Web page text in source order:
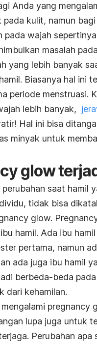
Anda yang
kulit, namun
pada wajah
masalah
yang lebih banyak
Biasanya hal ini
periode menstruasi.
lebih banyak,
Hal ini bisa
minyak untuk
glow
saat hamil
tidak bisa
glow.
hamil. Ada ibu
pertama, namun
ada juga ibu hamil
berbeda-beda
dari kehamilan.
pregnancy
lupa juga untuk
Perubahan apa